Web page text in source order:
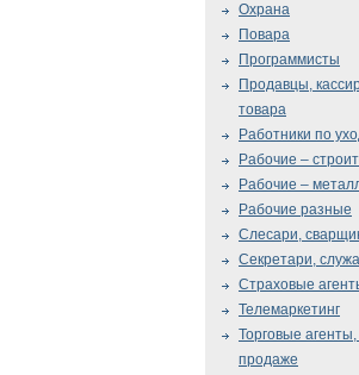
Охрана
Повара
Программисты
Продавцы,
товара
Работники по
Рабочие –
Рабочие –
Рабочие разные
Слесари,
Секретари,
Страховые
Телемаркетинг
Торговые
продаже